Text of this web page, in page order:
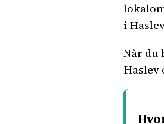
i
Når du
Haslev